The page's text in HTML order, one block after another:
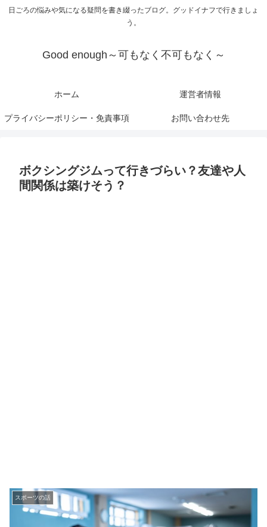
日ごろの悩みや気になる疑問を書き綴ったブログ。グッドイナフで行きましょ
う。
Good enough～可もなく不可もなく～
ホーム 運営者情報
プライバシーポリシー・免責事項 お問い合わせ先
ボクシングジムって行きづらい？友達や人
間関係は築けそう？
スポーツの話